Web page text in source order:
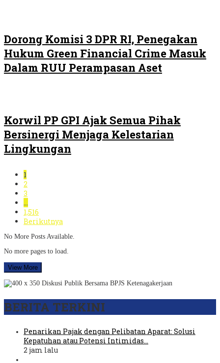
Dorong Komisi 3 DPR RI, Penegakan
Hukum Green Financial Crime Masuk
Dalam RUU Perampasan Aset
Korwil PP GPI Ajak Semua Pihak
Bersinergi Menjaga Kelestarian
Lingkungan
1
2
3
…
1,516
Berikutnya
No More Posts Available.
No more pages to load.
View More
BERITA TERKINI
Penarikan Pajak dengan Pelibatan Aparat: Solusi
Kepatuhan atau Potensi Intimidas…
2 jam lalu